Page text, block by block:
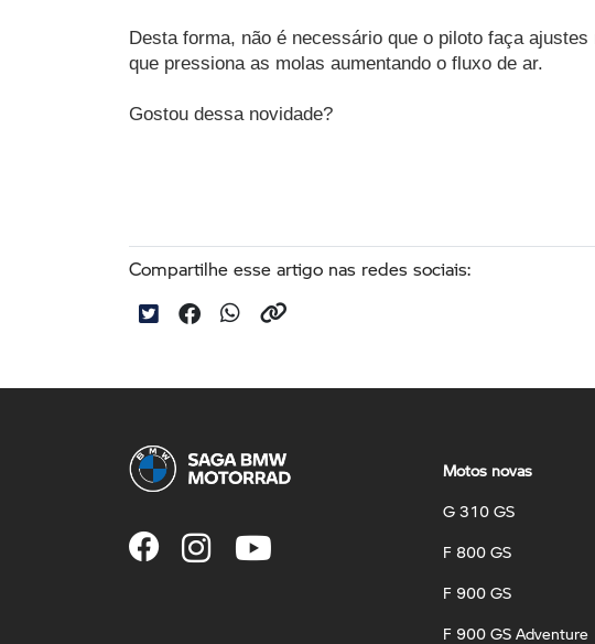
Desta forma, não é necessário que o piloto faça
que pressiona as molas aumentando o fluxo de ar.
Gostou dessa novidade?
Compartilhe esse artigo nas redes sociais:
Motos novas
G 310 GS
F 800 GS
F 900 GS
F 900 GS Adventure